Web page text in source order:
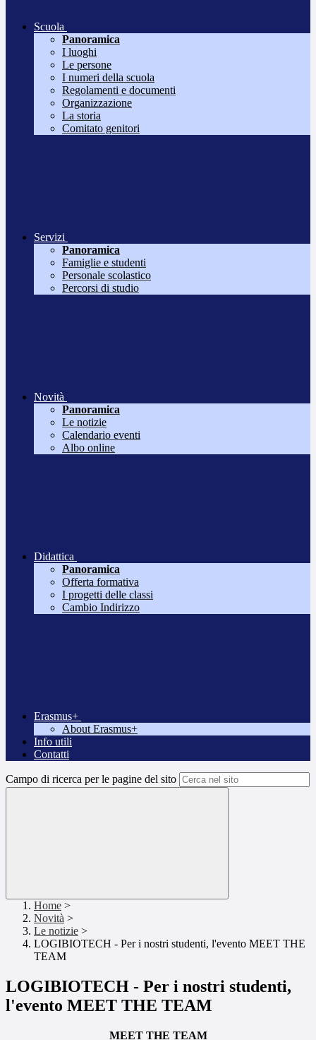
Scuola
Panoramica
I luoghi
Le persone
I numeri della scuola
Regolamenti e documenti
Organizzazione
La storia
Comitato genitori
Servizi
Panoramica
Famiglie e studenti
Personale scolastico
Percorsi di studio
Novità
Panoramica
Le notizie
Calendario eventi
Albo online
Didattica
Panoramica
Offerta formativa
I progetti delle classi
Cambio Indirizzo
Erasmus+
About Erasmus+
Info utili
Contatti
Campo di ricerca per le pagine del sito
Home >
Novità >
Le notizie >
LOGIBIOTECH - Per i nostri studenti, l'evento MEET THE
TEAM
LOGIBIOTECH - Per i nostri studenti,
l'evento MEET THE TEAM
MEET THE TEAM